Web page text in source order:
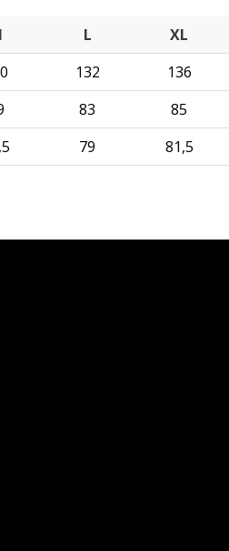
L XL
132 136
83 85
79 81,5